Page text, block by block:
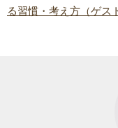
る習慣・考え方（ゲス